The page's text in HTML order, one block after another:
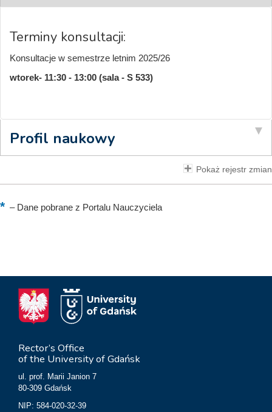
Terminy konsultacji:
Konsultacje w semestrze letnim 2025/26
wtorek- 11:30 - 13:00 (sala - S 533)
Profil naukowy
Pokaż rejestr zmian
–Dane pobrane z Portalu Nauczyciela
Rector’s Office
of the University of Gdańsk
ul. prof. Marii Janion 7
80-309 Gdańsk
NIP: 584-020-32-39